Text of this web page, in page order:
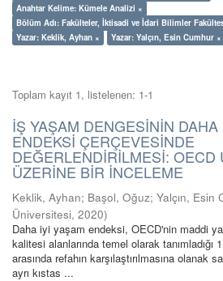
Anahtar Kelime: Kümele Analizi ×
Bölüm Adı: Fakülteler, İktisadi ve İdari Bilimler
Yazar: Keklik, Ayhan ×
Yazar: Yalçın, Esin Cumhur ×
Toplam kayıt 1, listelenen: 1-1
İŞ YAŞAM DENGESİNİN DAHA
ENDEKSİ ÇERÇEVESİNDE
DEĞERLENDİRİLMESİ: OECD
ÜZERİNE BİR İNCELEME
Keklik, Ayhan; Başol, Oğuz; Yalçın, Esin
Üniversitesi, 2020)
Daha iyi yaşam endeksi, OECD'nin maddi
kalitesi alanlarında temel olarak
arasında refahın karşılaştırılmasına olanak
ayrı kıstas ...